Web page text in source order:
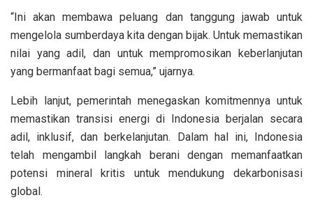
“Ini akan membawa peluang dan tanggung jawab untuk
mengelola sumberdaya kita dengan bijak. Untuk memastikan
nilai yang adil, dan untuk mempromosikan keberlanjutan
yang bermanfaat bagi semua,” ujarnya.
Lebih lanjut, pemerintah menegaskan komitmennya untuk
memastikan transisi energi di Indonesia berjalan secara
adil, inklusif, dan berkelanjutan. Dalam hal ini, Indonesia
telah mengambil langkah berani dengan memanfaatkan
potensi mineral kritis untuk mendukung dekarbonisasi
global.